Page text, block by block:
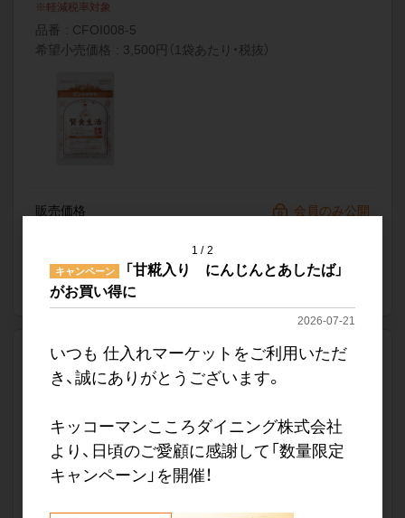
軽減税率対象
品番
CFOI008-5
希望小売価格
3,500円（1袋あたり・税抜）
販売価格 会員のみ公開
注文数
ご注文には
賢食生活 リーフレット ×10枚
軽減税率対象
販促物のみの発注は不可。必ず商品と一緒にご発注くださ
い。
（単価 × 入数）
1 2
キャンペーン
「甘糀入り にんじんとあしたば」
がお買い得に
2026-07-21
いつも 仕入れマーケットをご利用いただ
き、誠にありがとうございます。
キッコーマンこころダイニング株式会社
より、日頃のご愛顧に感謝して「数量限定
キャンペーン」を開催！